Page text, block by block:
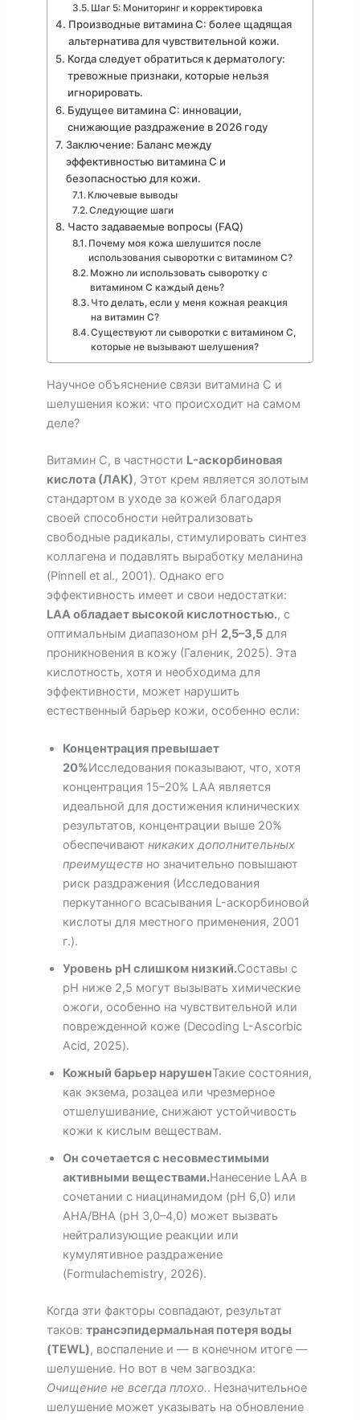
Шаг 5: Мониторинг и корректировка
Производные витамина С: более щадящая
альтернатива для чувствительной кожи.
Когда следует обратиться к дерматологу:
тревожные признаки, которые нельзя
игнорировать.
Будущее витамина С: инновации,
снижающие раздражение в 2026 году
Заключение: Баланс между
эффективностью витамина С и
безопасностью для кожи.
Ключевые выводы
Следующие шаги
Часто задаваемые вопросы (FAQ)
Почему моя кожа шелушится после
использования сыворотки с витамином С?
Можно ли использовать сыворотку с
витамином С каждый день?
Что делать, если у меня кожная реакция
на витамин С?
Существуют ли сыворотки с витамином С,
которые не вызывают шелушения?
Научное объяснение связи витамина С и
шелушения кожи: что происходит на самом
деле?
Витамин С, в частности L-аскорбиновая
кислота (ЛАК), Этот крем является золотым
стандартом в уходе за кожей благодаря
своей способности нейтрализовать
свободные радикалы, стимулировать синтез
коллагена и подавлять выработку меланина
(Pinnell et al., 2001). Однако его
эффективность имеет и свои недостатки:
LAA обладает высокой кислотностью., с
оптимальным диапазоном pH 2,5–3,5для
проникновения в кожу (Галеник, 2025). Эта
кислотность, хотя и необходима для
эффективности, может нарушить
естественный барьер кожи, особенно если:
Концентрация превышает
20%Исследования показывают, что, хотя
концентрация 15–20% LAA является
идеальной для достижения клинических
результатов, концентрации выше 20%
обеспечивают никаких дополнительных
преимуществно значительно повышают
риск раздражения (Исследования
перкутанного всасывания L-аскорбиновой
кислоты для местного применения, 2001
г.).
Уровень pH слишком низкий.Составы с
pH ниже 2,5 могут вызывать химические
ожоги, особенно на чувствительной или
поврежденной коже (Decoding L-Ascorbic
Acid, 2025).
Кожный барьер нарушенТакие состояния,
как экзема, розацеа или чрезмерное
отшелушивание, снижают устойчивость
кожи к кислым веществам.
Он сочетается с несовместимыми
активными веществами.Нанесение LAA в
сочетании с ниацинамидом (pH 6,0) или
AHA/BHA (pH 3,0–4,0) может вызвать
нейтрализующие реакции или
кумулятивное раздражение
(Formulachemistry, 2026).
Когда эти факторы совпадают, результат
таков: трансэпидермальная потеря воды
(TEWL), воспаление и — в конечном итоге —
шелушение. Но вот в чем загвоздка:
Очищение не всегда плохо.. Незначительное
шелушение может указывать на обновление